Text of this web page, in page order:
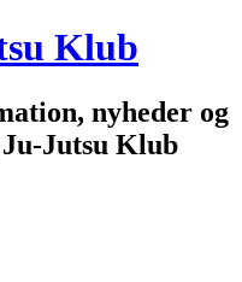
Klub
nyheder og
Jutsu Klub